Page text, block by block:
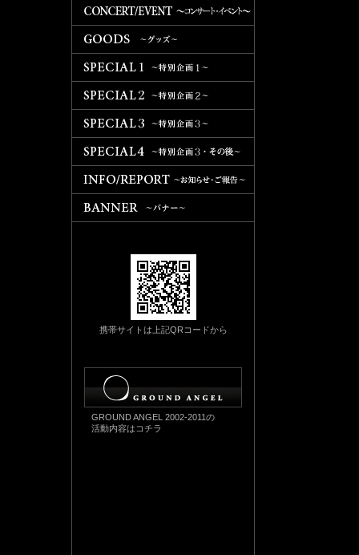
携帯サイトは上記QRコードから
GROUND ANGEL 2002-2011の
活動内容はコチラ